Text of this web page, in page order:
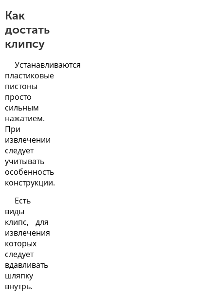
Как
достать
клипсу
Устанавливаются
пластиковые
пистоны
просто
сильным
нажатием.
При
извлечении
следует
учитывать
особенность
конструкции.
Есть
виды
клипс, для
извлечения
которых
следует
вдавливать
шляпку
внутрь.